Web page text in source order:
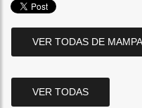
VER TODAS DE
VER TODAS